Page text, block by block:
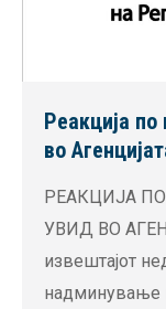
Реакција
во
РЕАКЦИЈА
УВИД ВО
извештајот
надминување